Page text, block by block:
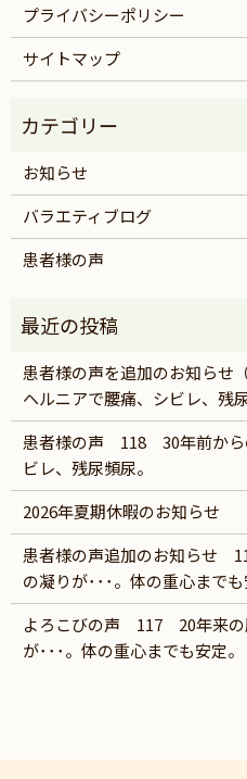
プライバシーポリシー
サイトマップ
お知らせ
バラエティブログ
患者様の声
患者様の声を追加のお知ら
ヘルニアで腰痛、シビレ、残
患者様の声 118 30年前から
ビレ、残尿頻尿。
2026年夏期休暇のお知らせ
患者様の声追加のお知らせ
の凝りが･･･。体の重心まで
よろこびの声 117 20年来の
が･･･。体の重心までも安定。